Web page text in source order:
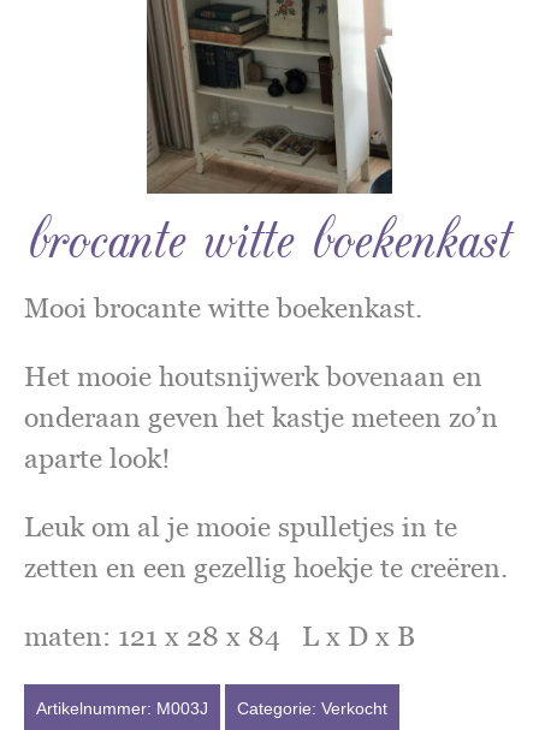
brocante witte boekenkast
Mooi brocante witte boekenkast.
Het mooie houtsnijwerk bovenaan en
onderaan geven het kastje meteen zo’n
aparte look!
Leuk om al je mooie spulletjes in te
zetten en een gezellig hoekje te creëren.
maten: 121 x 28 x 84 L x D x B
Artikelnummer: M003J Categorie: Verkocht